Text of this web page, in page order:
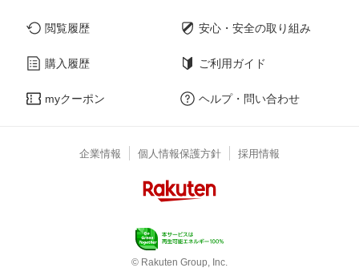
閲覧履歴
購入履歴
myクーポン
安心・安全の取り組み
ご利用ガイド
ヘルプ・問い合わせ
企業情報 個人情報保護方針 採用情報
© Rakuten Group, Inc.